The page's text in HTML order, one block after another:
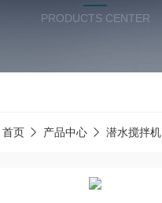
PRODUCTS CENTER
首页 产品中心 潜水搅拌机